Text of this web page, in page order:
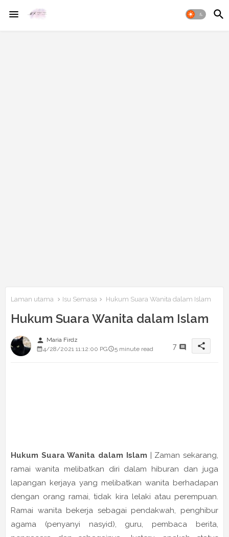
Laman utama Isu Semasa Hukum Suara Wanita dalam Islam
Hukum Suara Wanita dalam Islam
person Maria Firdz
4/28/2021 11:12:00 PG
5 minute read 7 share
Hukum Suara Wanita dalam Islam | Zaman sekarang,
ramai wanita melibatkan diri dalam hiburan dan juga
lapangan kerjaya yang melibatkan wanita berhadapan
dengan orang ramai, tidak kira lelaki atau perempuan.
Ramai wanita bekerja sebagai pendakwah, penghibur
agama (penyanyi nasyid), guru, pembaca berita,